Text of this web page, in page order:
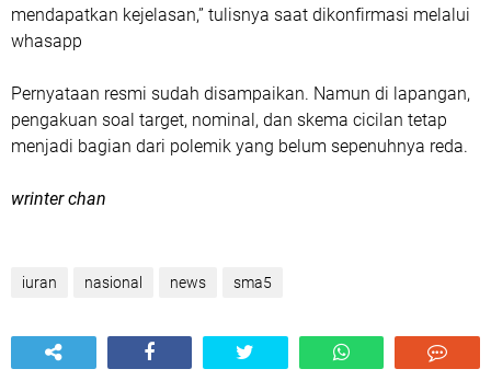
mendapatkan kejelasan,” tulisnya saat dikonfirmasi melalui
whasapp
Pernyataan resmi sudah disampaikan. Namun di lapangan,
pengakuan soal target, nominal, dan skema cicilan tetap
menjadi bagian dari polemik yang belum sepenuhnya reda.
wrinter chan
iuran nasional news sma5